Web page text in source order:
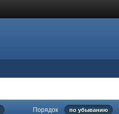
Порядок по убыванию